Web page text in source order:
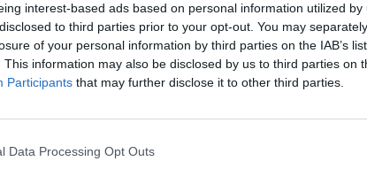
interest-based ads based on personal information utilized by
to third parties prior to your opt-out. You may
of your personal information by third parties on the IAB’s
This information may also be disclosed by us to third parties on
Participants that may further disclose it to other third parties.
Data Processing Opt Outs
vrijeme
napreduje, a sa njom napredujemo i mi u
Specijalizovali smo se u dizajnu, razvoju,